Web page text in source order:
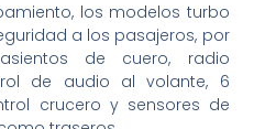
los modelos turbo
a los pasajeros, por
de cuero, radio
de audio al volante, 6
crucero y sensores de